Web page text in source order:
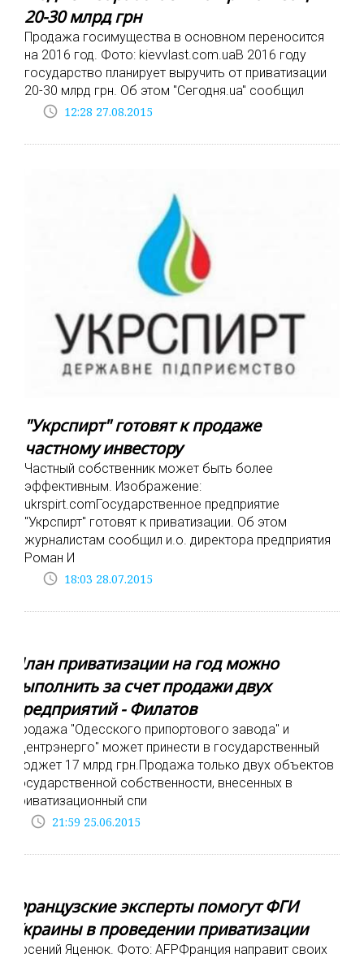
20-30 млрд грн
Продажа госимущества в основном переносится
на 2016 год. Фото: kievvlast.com.uaВ 2016 году
государство планирует выручить от приватизации
20-30 млрд грн. Об этом "Сегодня.ua" сообщил
access_time 12:28 27.08.2015
"Укрспирт" готовят к продаже
частному инвестору
Частный собственник может быть более
эффективным. Изображение:
ukrspirt.comГосударственное предприятие
"Укрспирт" готовят к приватизации. Об этом
журналистам сообщил и.о. директора предприятия
Роман И
access_time 18:03 28.07.2015
План приватизации на год можно
выполнить за счет продажи двух
предприятий - Филатов
Продажа "Одесского припортового завода" и
"Центрэнерго" может принести в государственный
бюджет 17 млрд грн.Продажа только двух объектов
государственной собственности, внесенных в
приватизационный спи
access_time 21:59 25.06.2015
Французские эксперты помогут ФГИ
Украины в проведении приватизации
Арсений Яценюк. Фото: AFPФранция направит своих